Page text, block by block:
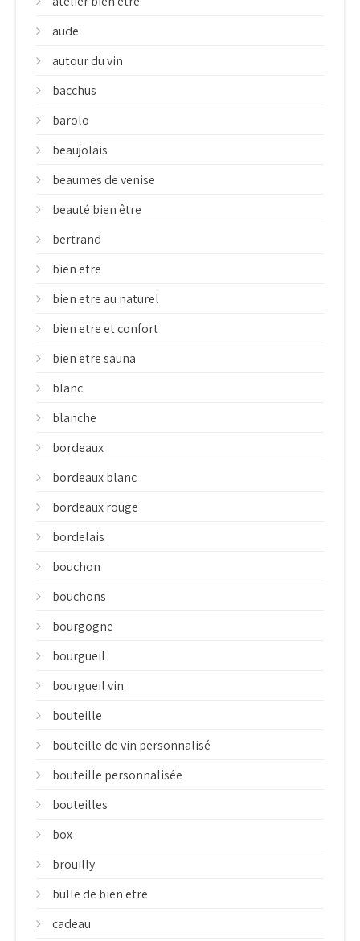
aude
autour du vin
bacchus
barolo
beaujolais
beaumes de venise
beauté bien être
bertrand
bien etre
bien etre au naturel
bien etre et confort
bien etre sauna
blanc
blanche
bordeaux
bordeaux blanc
bordeaux rouge
bordelais
bouchon
bouchons
bourgogne
bourgueil
bourgueil vin
bouteille
bouteille de vin personnalisé
bouteille personnalisée
bouteilles
box
brouilly
bulle de bien etre
cadeau